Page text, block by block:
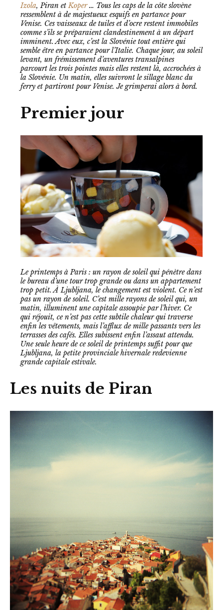
Izola, Piran etKoper… Tous les caps de la côte slovène
ressemblent à de majestueux esquifs en partance pour
Venise. Ces vaisseaux de tuiles et d’ocre restent immobiles
comme s’ils se préparaient clandestinement à un départ
imminent. Avec eux, c’est la Slovénie tout entière qui
semble être en partance pour l’Italie. Chaque jour, au soleil
levant, un frémissement d’aventures transalpines
parcourt les trois pointes mais elles restent là, accrochées à
la Slovénie. Un matin, elles suivront le sillage blanc du
ferry et partiront pour Venise. Je grimperai alors à bord.
Premier jour
Le printemps à Paris : un rayon de soleil qui pénètre dans
le bureau d’une tour trop grande ou dans un appartement
trop petit. À Ljubljana, le changement est violent. Ce n’est
pas un rayon de soleil. C’est mille rayons de soleil qui, un
matin, illuminent une capitale assoupie par l’hiver. Ce
qui réjouit, ce n’est pas cette subtile chaleur qui traverse
enfin les vêtements, mais l’afflux de mille passants vers les
terrasses des cafés. Elles subissent enfin l’assaut attendu.
Une seule heure de ce soleil de printemps suffit pour que
Ljubljana, la petite provinciale hivernale redevienne
grande capitale estivale.
Les nuits de Piran